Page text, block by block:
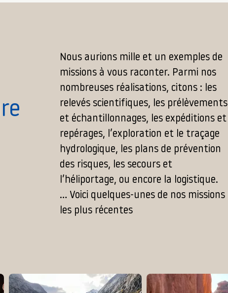
Nous aurions mille et un exemples de
missions à vous raconter. Parmi nos
nombreuses réalisations, citons : les
relevés scientifiques, les prélèvements
et échantillonnages, les expéditions et
repérages, l’exploration et le traçage
hydrologique, les plans de prévention
des risques, les secours et
l’héliportage, ou encore la logistique.
… Voici quelques-unes de nos missions
les plus récentes